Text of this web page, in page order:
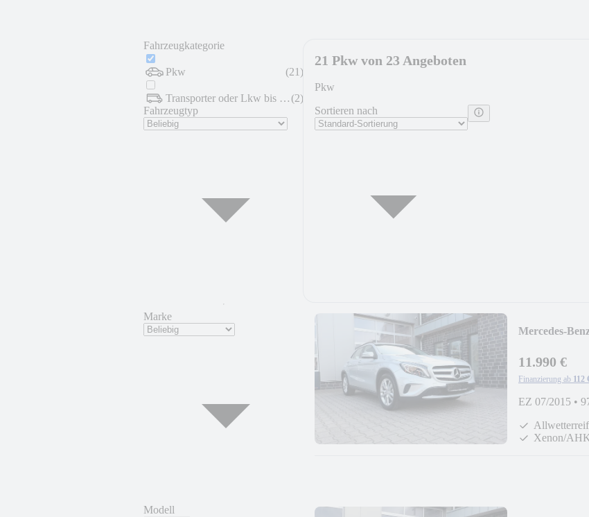
Fahrzeugkategorie
Pkw (21)
Transporter oder Lkw bis 7,5 t (2)
Fahrzeugtyp
Marke
Modell
21 Pkw von 23 Angeboten
Pkw
Sortieren nach
Mercedes-
11.990 €
Finanzierung ab 112
EZ 07/2015 •
Xenon/